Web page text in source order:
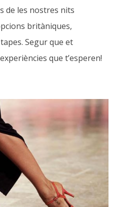
de les nostres nits
britàniques,
Segur que et
que t’esperen!